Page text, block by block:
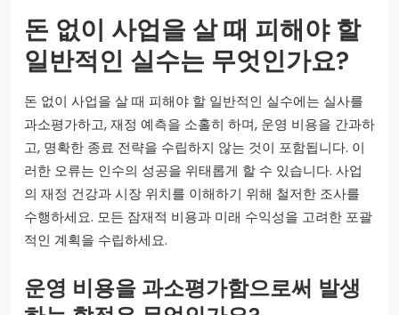
돈 없이 사업을 살 때 피해야 할
일반적인 실수는 무엇인가요?
돈 없이 사업을 살 때 피해야 할 일반적인 실수에는 실사를
과소평가하고, 재정 예측을 소홀히 하며, 운영 비용을 간과하
고, 명확한 종료 전략을 수립하지 않는 것이 포함됩니다. 이
러한 오류는 인수의 성공을 위태롭게 할 수 있습니다. 사업
의 재정 건강과 시장 위치를 이해하기 위해 철저한 조사를
수행하세요. 모든 잠재적 비용과 미래 수익성을 고려한 포괄
적인 계획을 수립하세요.
운영 비용을 과소평가함으로써 발생